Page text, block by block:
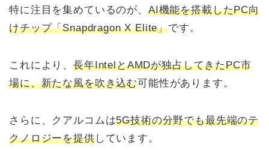
特に注目を集めているのが、 AI機能を搭載したPC向
けチップ「Snapdragon X Elite」です。
これにより、長年IntelとAMDが独占してきたPC市
場に、新たな風を吹き込む可能性があります。
さらに、クアルコムは5G技術の分野でも最先端のテ
クノロジーを提供しています。